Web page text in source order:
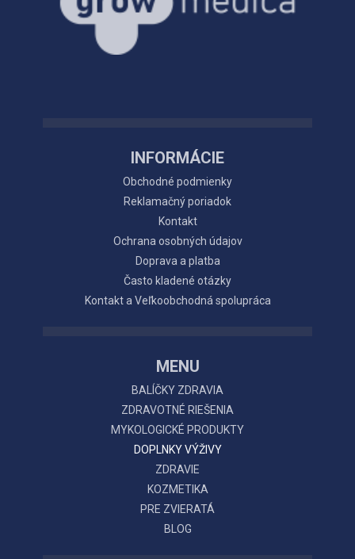
INFORMÁCIE
Obchodné podmienky
Reklamačný poriadok
Kontakt
Ochrana osobných údajov
Doprava a platba
Často kladené otázky
Kontakt a Veľkoobchodná spolupráca
MENU
BALÍČKY ZDRAVIA
ZDRAVOTNÉ RIEŠENIA
MYKOLOGICKÉ PRODUKTY
DOPLNKY VÝŽIVY
ZDRAVIE
KOZMETIKA
PRE ZVIERATÁ
BLOG